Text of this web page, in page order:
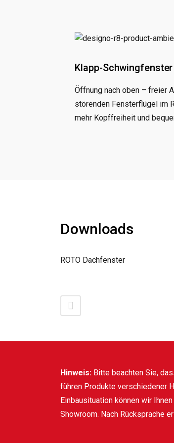
Klapp-Schwingfenster
Öffnung nach oben – freier
störenden Fensterflügel im
mehr Kopffreiheit und
Downloads
ROTO Dachfenster
Hinweis: Bitte beachten Sie,
führen Produkte verschiedener
Einbausituation können wir
Showroom. Nach Rücksprache